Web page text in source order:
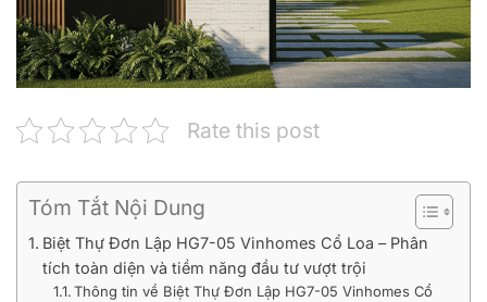
Rate this post
Tóm Tắt Nội Dung
Biệt Thự Đơn Lập HG7-05 Vinhomes Cổ Loa – Phân
tích toàn diện và tiềm năng đầu tư vượt trội
Thông tin về Biệt Thự Đơn Lập HG7-05 Vinhomes Cổ